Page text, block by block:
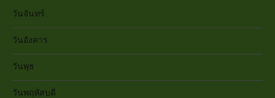
วันจันทร์
วันอังคาร
วันพุธ
วันพฤหัสบดี